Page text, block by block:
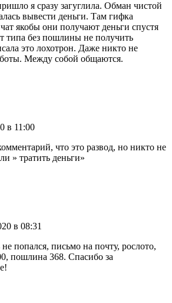
я сразу загуглила. Обман чистой
вывести деньги. Там гифка
якобы они получают деньги спустя
типа без пошлины не получить
это лохотрон. Даже никто не
боты. Между собой общаются.
в 11:00
что это развод, но никто не
» тратить деньги»
в 08:31
не попался, письмо на почту, рослото,
пошлина 368. Спасибо за